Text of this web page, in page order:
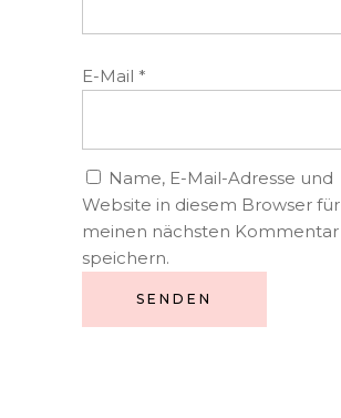
E-Mail *
Name, E-Mail-Adresse und
Website in diesem Browser für
meinen nächsten Kommentar
speichern.